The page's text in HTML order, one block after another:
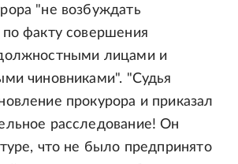
"не возбуждать
по факту совершения
лицами и
чиновниками". "Судья
прокурора и приказал
расследование! Он
что не было предпринято